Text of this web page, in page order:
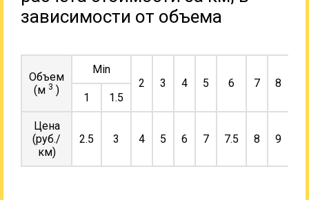
зависимости от объема
Объем
(м 3 )
Min
2
3 4 5 6 7 8
1
1.5
Цена
(руб./
км)
2.5 3 4 5 6 7 7.5 8 9